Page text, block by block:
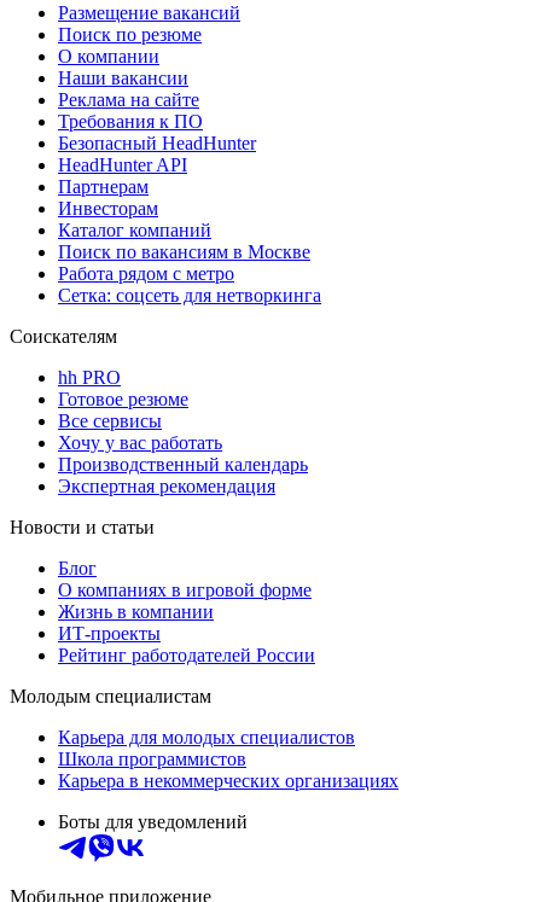
Размещение вакансий
Поиск по резюме
О компании
Наши вакансии
Реклама на сайте
Требования к ПО
Безопасный HeadHunter
HeadHunter API
Партнерам
Инвесторам
Каталог компаний
Поиск по вакансиям в Москве
Работа рядом с метро
Сетка: соцсеть для нетворкинга
Соискателям
hh PRO
Готовое резюме
Все сервисы
Хочу у вас работать
Производственный календарь
Экспертная рекомендация
Новости и статьи
Блог
О компаниях в игровой форме
Жизнь в компании
ИТ-проекты
Рейтинг работодателей России
Молодым специалистам
Карьера для молодых специалистов
Школа программистов
Карьера в некоммерческих организациях
Боты для уведомлений
Мобильное приложение